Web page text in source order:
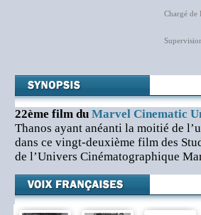
Chargé de
22ème film du Marvel Cinematic
Thanos ayant anéanti la moitié de
dans ce vingt-deuxième film des
de l’Univers Cinématographique